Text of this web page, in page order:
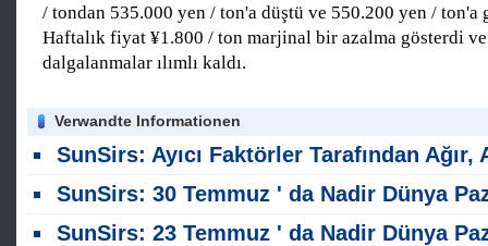
/ tondan 535.000 yen / ton'a düştü ve 550.200 yen / ton'a
Haftalık fiyat ¥1.800 / ton marjinal bir azalma gösterdi
dalgalanmalar ılımlı kaldı.
Verwandte Informationen
SunSirs: Ayıcı Faktörler Tarafından Ağır, Ağır Nadir Toprak Piyasası Aşağı
SunSirs: 30 Temmuz ' da Nadir Dünya Pazar
SunSirs: 23 Temmuz ' da Nadir Dünya Pazar